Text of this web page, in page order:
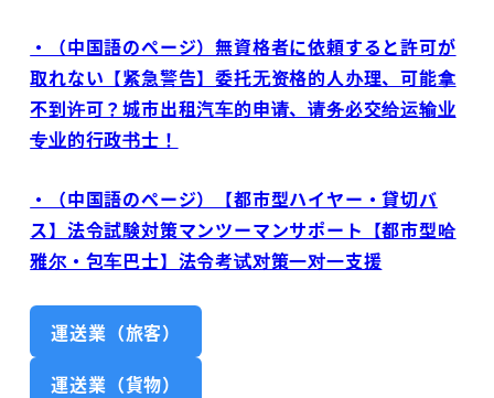
・（中国語のぺージ）無資格者に依頼すると許可が
取れない【紧急警告】委托无资格的人办理、可能拿
不到许可？城市出租汽车的申请、请务必交给运输业
专业的行政书士！
・（中国語のぺージ）【都市型ハイヤー・貸切バ
ス】法令試験対策マンツーマンサポート【都市型哈
雅尔・包车巴士】法令考试对策一对一支援
運送業（旅客）
運送業（貨物）